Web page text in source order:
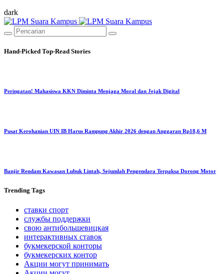
dark
Hand-Picked Top-Read Stories
Peringatan! Mahasiswa KKN Diminta Menjaga Moral dan Jejak Digital
Pusat Kerohanian UIN IB Harus Rampung Akhir 2026 dengan Anggaran Rp18,6 M
Banjir Rendam Kawasan Lubuk Lintah, Sejumlah Pengendara Terpaksa Dorong Motor
Trending Tags
ставки спорт
службы поддержки
свою антибольшевицкая
интерактивных ставок
букмекерской конторы
букмекерских контор
Акции могут принимать